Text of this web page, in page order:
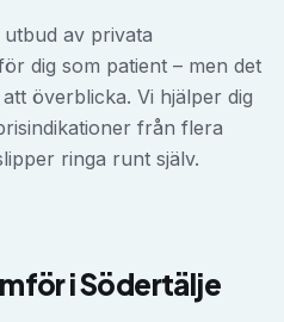
av privata
dig som patient – men det
överblicka. Vi hjälper dig
från flera
ringa runt själv.
iSödertälje